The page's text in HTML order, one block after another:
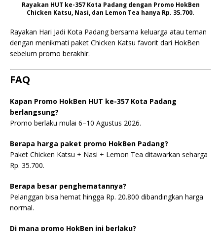
Rayakan HUT ke-357 Kota Padang dengan Promo HokBen
Chicken Katsu, Nasi, dan Lemon Tea hanya Rp. 35.700.
Rayakan Hari Jadi Kota Padang bersama keluarga atau teman
dengan menikmati paket Chicken Katsu favorit dari HokBen
sebelum promo berakhir.
FAQ
Kapan Promo HokBen HUT ke-357 Kota Padang
berlangsung?
Promo berlaku mulai 6–10 Agustus 2026.
Berapa harga paket promo HokBen Padang?
Paket Chicken Katsu + Nasi + Lemon Tea ditawarkan seharga
Rp. 35.700.
Berapa besar penghematannya?
Pelanggan bisa hemat hingga Rp. 20.800 dibandingkan harga
normal.
Di mana promo HokBen ini berlaku?